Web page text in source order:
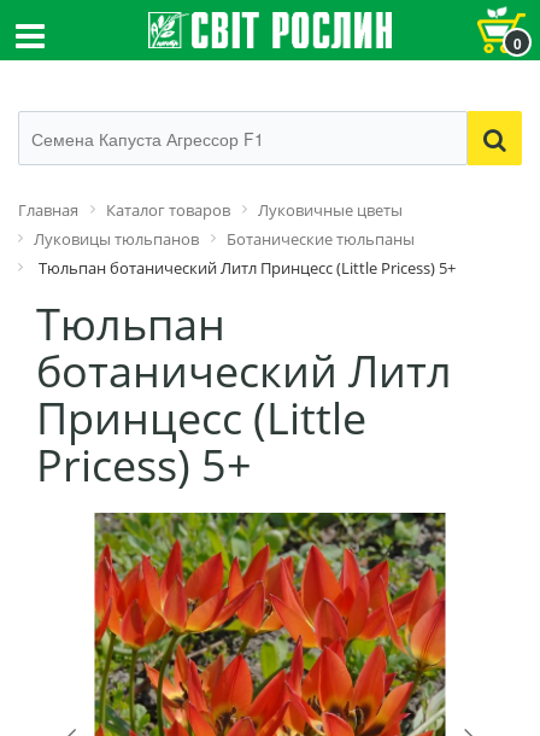
0
Главная Каталог товаров
Луковичные цветы
Луковицы тюльпанов
Ботанические тюльпаны
Тюльпан ботанический Литл Принцесс (Little Pricess) 5+
Тюльпан
ботанический Литл
Принцесс (Little
Pricess) 5+